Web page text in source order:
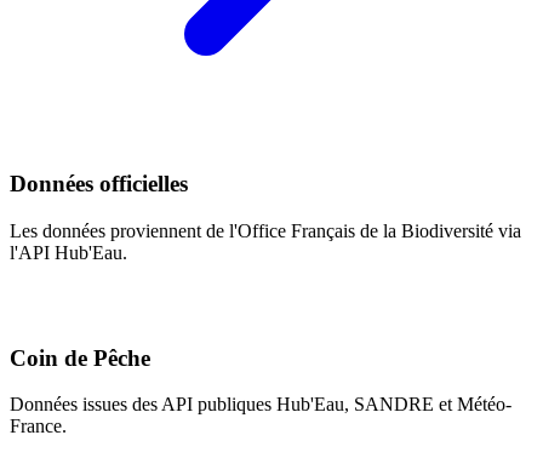
Données officielles
Les données proviennent de l'Office Français de la Biodiversité via
l'API Hub'Eau.
Coin de Pêche
Données issues des API publiques Hub'Eau, SANDRE et Météo-
France.